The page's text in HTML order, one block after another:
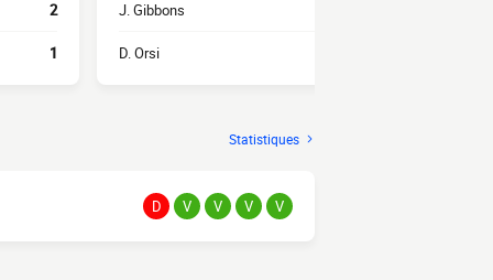
2
1
J. Gibbons
D. Orsi
Statistiques
D V V V V